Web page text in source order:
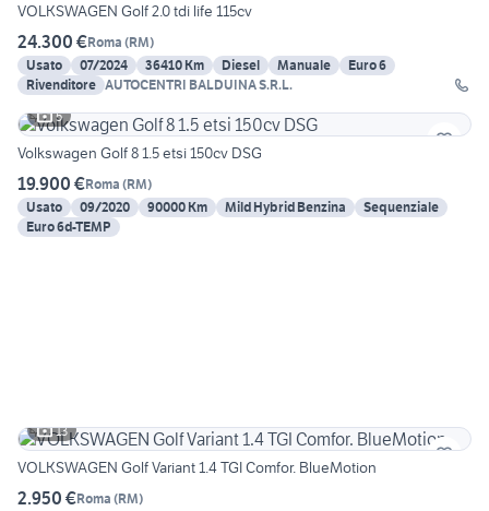
VOLKSWAGEN Golf 2.0 tdi life 115cv
24.300 €Roma (RM)
Usato
07/2024 36410 Km Diesel Manuale
Euro 6
Rivenditore AUTOCENTRI BALDUINA S.R.L.
5
Volkswagen Golf 8 1.5 etsi 150cv DSG
19.900 €Roma (RM)
Usato
09/2020 90000 Km Mild Hybrid Benzina
Sequenziale
Euro 6d-TEMP
13
VOLKSWAGEN Golf Variant 1.4 TGI Comfor. BlueMotion
2.950 €Roma (RM)